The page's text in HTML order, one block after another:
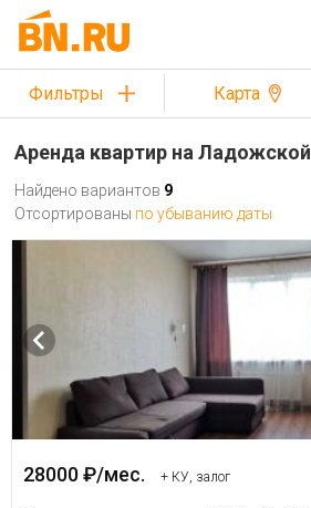
Фильтры Карта
Аренда квартир на Ладожской
Найдено вариантов 9
Отсортированы по убыванию даты
28000 ₽/мес. + КУ, залог